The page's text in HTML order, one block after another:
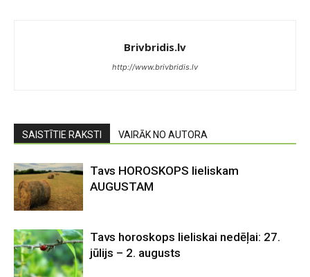
Brivbridis.lv
http://www.brivbridis.lv
SAISTĪTIE RAKSTI VAIRĀK NO AUTORA
Tavs HOROSKOPS lieliskam
AUGUSTAM
Tavs horoskops lieliskai nedēļai: 27.
jūlijs – 2. augusts